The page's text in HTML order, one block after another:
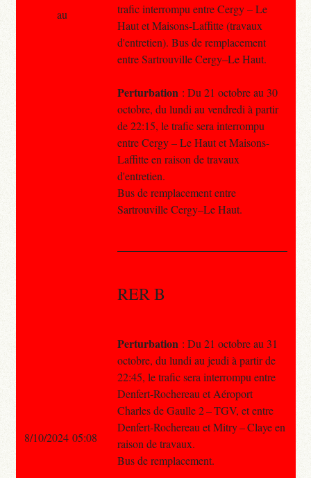
trafic interrompu entre Cergy – Le
Haut et Maisons-Laffitte (travaux
d'entretien). Bus de remplacement
entre Sartrouville Cergy–Le Haut.
Perturbation : Du 21 octobre au 30
octobre, du lundi au vendredi à partir
de 22:15, le trafic sera interrompu
entre Cergy – Le Haut et Maisons-
Laffitte en raison de travaux
d'entretien.
Bus de remplacement entre
Sartrouville Cergy–Le Haut.
RER B
Perturbation : Du 21 octobre au 31
octobre, du lundi au jeudi à partir de
22:45, le trafic sera interrompu entre
Denfert-Rochereau et Aéroport
Charles de Gaulle 2 – TGV, et entre
Denfert-Rochereau et Mitry – Claye en
raison de travaux.
Bus de remplacement.
au
8/10/2024 05:08